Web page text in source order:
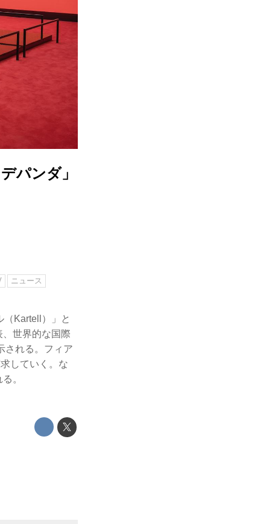
パンダ」
ニュース
Kartell）」と
世界的な国際
される。フィア
していく。な
。